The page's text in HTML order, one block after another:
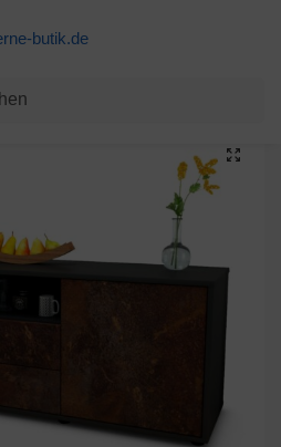
butik.de
Ameriga, Rost (136x49x35cm)